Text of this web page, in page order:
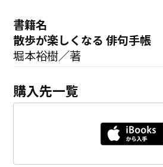
書籍名
散歩が楽しくなる 俳句手帳
堀本裕樹／著
購入先一覧